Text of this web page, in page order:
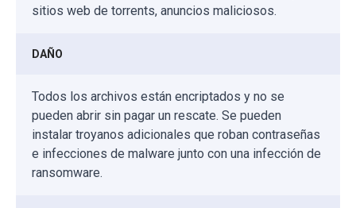
sitios web de torrents, anuncios maliciosos.
DAÑO
Todos los archivos están encriptados y no se
pueden abrir sin pagar un rescate. Se pueden
instalar troyanos adicionales que roban contraseñas
e infecciones de malware junto con una infección de
ransomware.